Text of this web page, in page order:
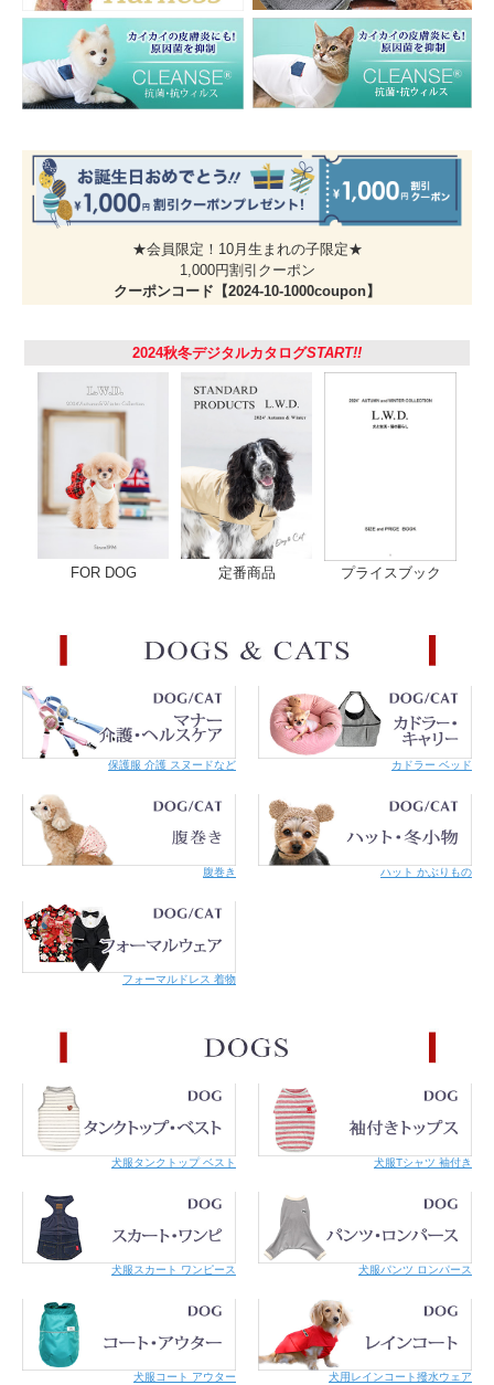
★会員限定！10月生まれの子限定★
1,000円割引クーポン
クーポンコード【2024-10-1000coupon】
2024秋冬デジタルカタログSTART!!
FOR DOG 定番商品 プライスブック
保護服 介護 スヌードなど カドラー ベッド
腹巻き ハット かぶりもの
フォーマルドレス 着物
犬服タンクトップ ベスト 犬服Tシャツ 袖付き
犬服スカート ワンピース 犬服パンツ ロンパース
犬服コート アウター 犬用レインコート撥水ウェア